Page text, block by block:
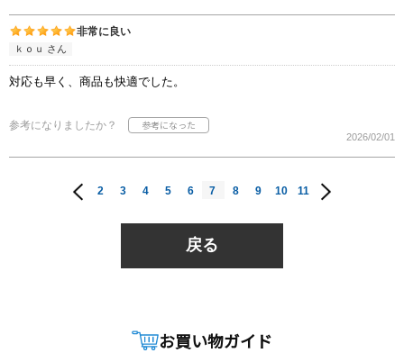
非常に良い
ｋｏｕ さん
対応も早く、商品も快適でした。
参考になりましたか？
2026/02/01
2 3 4 5 6 7 8 9 10 11
戻る
お買い物ガイド